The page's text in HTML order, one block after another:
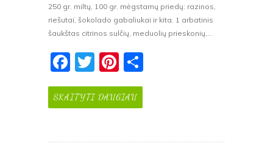
250 gr. miltų, 100 gr. mėgstamų priedų: razinos,
riešutai, šokolado gabaliukai ir kita. 1 arbatinis
šaukštas citrinos sulčių, meduolių prieskonių,…
F
a
c
b
T
w
itt
Pi
nt
er
st
SKAITYTI DAUGIAU